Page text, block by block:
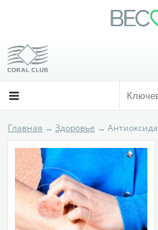
BEC
Сайт независимого
Официальный сайт coral-club.com

Главная → Здоровье →